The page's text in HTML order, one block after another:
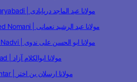
Maulana Abdul Majid Daryabadi | مولانا عبد الماجد دریابادی
Maulana Abd Ur Rasheed Nomani | مولانا عبد الرشید نعمانی
Maulana Abul Hasan Ali Nadvi | مولانا ابو الحسن علی ندوی
Maulana Abul Kalam Azad | مولانا ابوالکلام آزاد
Maulana Arsalan Bin Akhtar | مولانا ارسلان بن اختر